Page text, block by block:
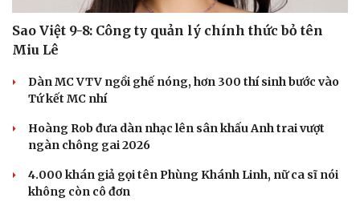
Cải chính
Sao Việt 9-8: Công ty quản lý chính thức bỏ tên
Miu Lê
Dàn MC VTV ngồi ghế nóng, hơn 300 thí sinh bước vào
Tứ kết MC nhí
Hoàng Rob đưa dàn nhạc lên sân khấu Anh trai vượt
ngàn chông gai 2026
4.000 khán giả gọi tên Phùng Khánh Linh, nữ ca sĩ nói
không còn cô đơn